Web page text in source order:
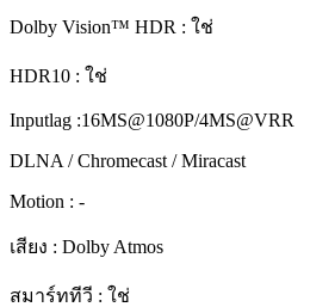
Dolby Vision™ HDR : ใช่
HDR10 : ใช่
Inputlag :16MS@1080P/4MS@VRR
DLNA / Chromecast / Miracast
Motion : -
เสียง : Dolby Atmos
สมาร์ททีวี : ใช่